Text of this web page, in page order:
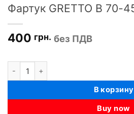
Фартук GRETTO B 70-
400 грн. без ПДВ
В корзину
Buy now